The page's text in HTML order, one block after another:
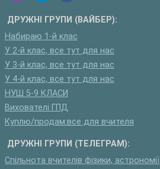
ДРУЖНІ ГРУПИ (ВАЙБЕР):
Набираю 1-й клас
У 2-й клас, все тут для нас
У 3-й клас, все тут для нас
У 4-й клас, все тут для нас
НУШ 5-9 КЛАСИ
Вихователі ГПД
Куплю/продам:все для вчителя
ДРУЖНІ ГРУПИ (ТЕЛЕГРАМ):
Спільнота вчителів фізики, астрономії